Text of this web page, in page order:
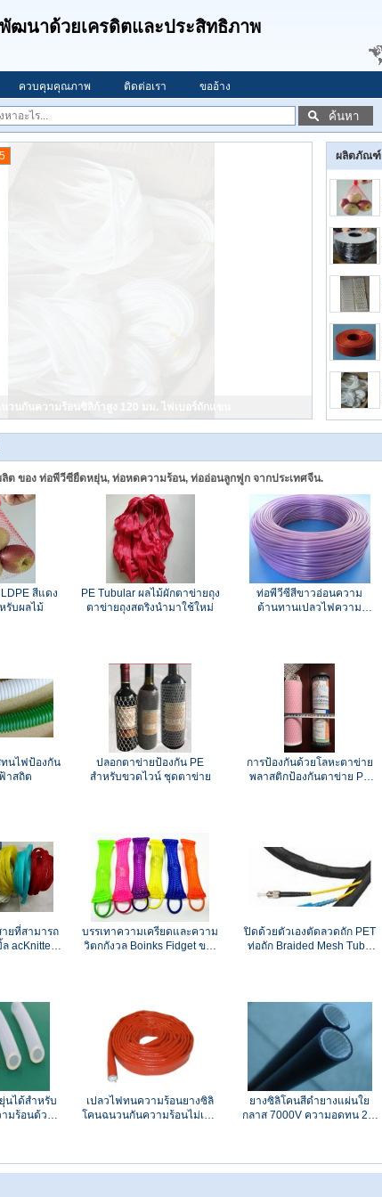
ฒนาด้วยเครดิตและประสิทธิภาพ
ควบคุมคุณภาพ ติดต่อเรา ขออ้าง
ค้นหา
ฉนวนกันความร้อนซิลิก้าสูง 120 มม. ไฟเบอร์ถักแขน
5 ผลิตภัณฑ์
ลิต ของ ท่อพีวีซียืดหยุ่น, ท่อหดความร้อน, ท่ออ่อนลูกฟูก จากประเทศจีน.
สีแดง
รับผลไม้
PE Tubular ผลไม้ผักตาข่ายถุง
ตาข่ายถุงสตริงนำมาใช้ใหม่
ท่อพีวีซีสีขาวอ่อนความ
ต้านทานเปลวไฟความ
ทนไฟป้องกัน
าสถิต
ปลอกตาข่ายป้องกัน PE
สำหรับขวดไวน์ ชุดตาข่าย
การป้องกันด้วยโลหะตาข่าย
พลาสติกป้องกันตาข่าย PE
ายที่สามารถ
acKnitted
บรรเทาความเครียดและความ
วิตกกังวล Boinks Fidget ของ
ปิดด้วยตัวเองตัดลวดถัก PET
ท่อถัก Braided Mesh Tube
นได้สำหรับ
มร้อนด้วยซิ
เปลวไฟทนความร้อนยางซิลิ
โคนฉนวนกันความร้อนไม่เป็น
ยางซิลิโคนสีดำยางแผ่นใย
กลาส 7000V ความอดทน 2.5